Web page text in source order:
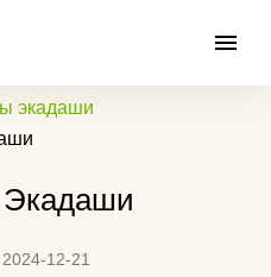
экадаши
2024-12-21